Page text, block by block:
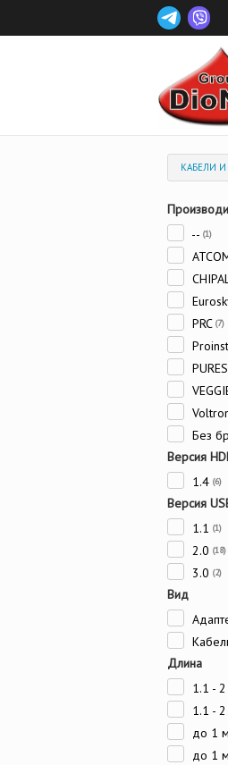
КАБЕЛИ
-- (1)
PRC (7)
Без
Версия
1.4 (6)
Версия
1.1 (1)
2.0 (18)
3.0 (2)
Вид
Длина
1.1 -
1.1 -
до 1
до 1